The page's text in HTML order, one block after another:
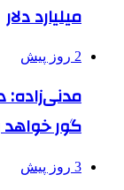
میلیارد دلار
2 روز پیش
مدنی‌زاده:
گور خواهد
3 روز پیش